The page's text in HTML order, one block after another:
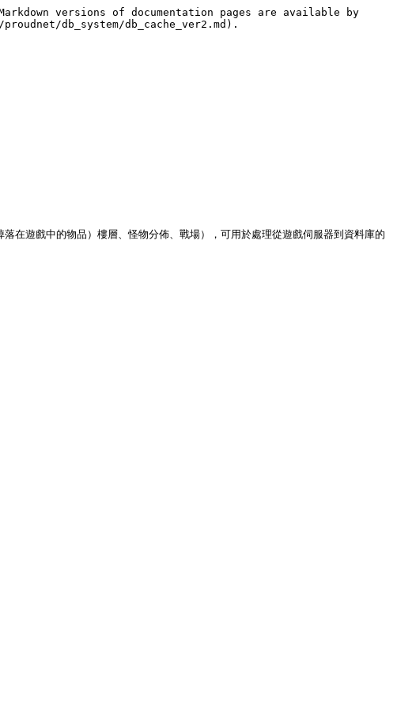
versions of documentation pages are available by
db_system/db_cache_ver2.md).
在遊戲中的物品）樓層、怪物分佈、戰場），可用於處理從遊戲伺服器到資料庫的